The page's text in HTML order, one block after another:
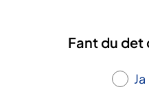
Fant du det
Ja